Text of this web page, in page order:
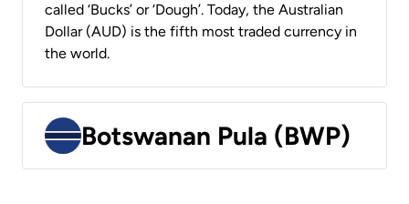
called ‘Bucks’ or ‘Dough’. Today, the Australian
Dollar (AUD) is the fifth most traded currency in
the world.
Botswanan Pula (BWP)